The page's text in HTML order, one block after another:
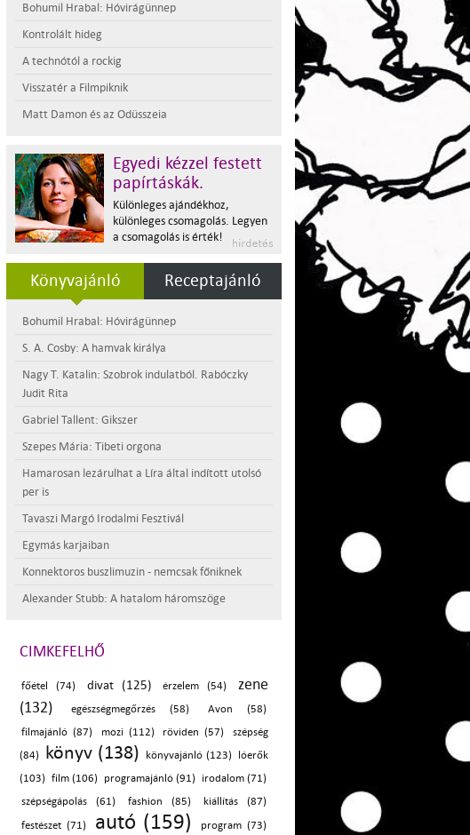
Bohumil Hrabal: Hóvirágünnep
Kontrolált hideg
A technótól a rockig
Visszatér a Filmpiknik
Matt Damon és az Odüsszeia
Egyedi kézzel festett
papírtáskák.
Különleges ajándékhoz,
különleges csomagolás. Legyen
a csomagolás is érték!
Könyvajánló Receptajánló
Bohumil Hrabal: Hóvirágünnep
S. A. Cosby: A hamvak királya
Nagy T. Katalin: Szobrok indulatból. Rabóczky
Judit Rita
Gabriel Tallent: Gikszer
Szepes Mária: Tibeti orgona
Hamarosan lezárulhat a Líra által indított utolsó
per is
Tavaszi Margó Irodalmi Fesztivál
Egymás karjaiban
Konnektoros buszlimuzin - nemcsak főniknek
Alexander Stubb: A hatalom háromszöge
CIMKEFELHŐ
főétel (74) divat (125) érzelem (54)
zene
(132)
egészségmegőrzés (58)
Avon (58)
filmajánló (87)
mozi (112) röviden (57)
szépség
(84)
könyv (138) könyvajánló (123)
lóerők
(103)
film (106) programajánló (91)
irodalom (71)
szépségápolás (61)
fashion (85) kiállítás (87)
festészet (71) autó (159)
program (73)